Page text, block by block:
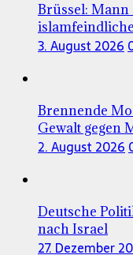
Brüssel:
3. August 2026
Brennende
Gewalt gegen
2. August 2026
Deutsche
nach Israel
27. Dezember